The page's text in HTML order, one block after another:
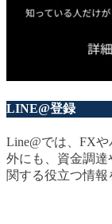
LINE@登録
Line@では、FX
外にも、資金調達
関する役立つ情報